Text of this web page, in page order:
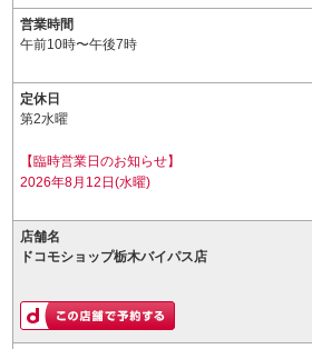
営業時間
午前10時〜午後7時
定休日
第2水曜
【臨時営業日のお知らせ】
2026年8月12日(水曜)
店舗名
ドコモショップ栃木バイパス店